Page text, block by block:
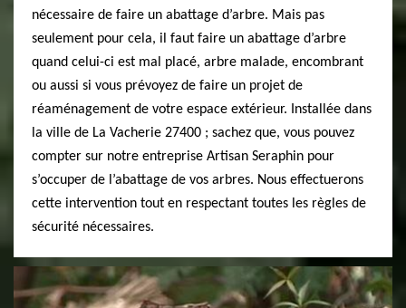
nécessaire de faire un abattage d’arbre. Mais pas
seulement pour cela, il faut faire un abattage d’arbre
quand celui-ci est mal placé, arbre malade, encombrant
ou aussi si vous prévoyez de faire un projet de
réaménagement de votre espace extérieur. Installée dans
la ville de La Vacherie 27400 ; sachez que, vous pouvez
compter sur notre entreprise Artisan Seraphin pour
s’occuper de l’abattage de vos arbres. Nous effectuerons
cette intervention tout en respectant toutes les règles de
sécurité nécessaires.